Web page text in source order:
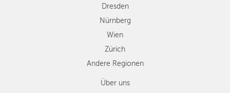
Dresden
Nürnberg
Wien
Zürich
Andere Regionen
Über uns